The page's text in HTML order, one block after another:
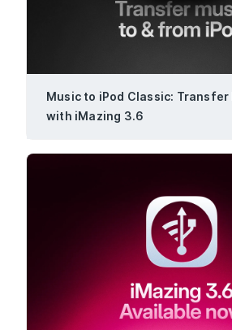
Music to iPod Classic: Transfer
with iMazing 3.6